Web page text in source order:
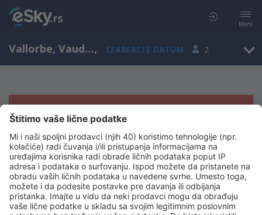
Meni
Vallorbe, Vaud, Švajcarska, IZABERITE DATUM 2
Žao nam je, ne možemo da prikažemo
rezultate
Pokušajte još jednom kad izaberete druge kriterijume